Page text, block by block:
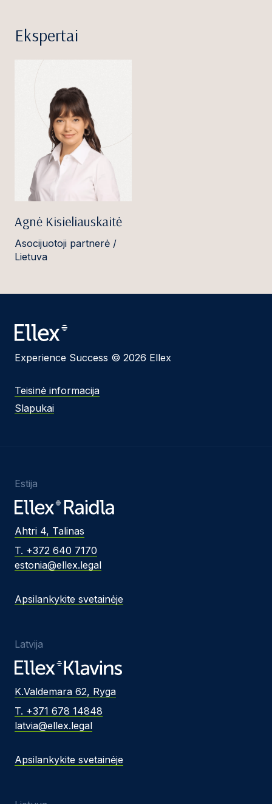
Ekspertai
Agnė Kisieliauskaitė
Asocijuotoji partnerė /
Lietuva
Experience Success © 2026 Ellex
Teisinė informacija
Slapukai
Estija
Ahtri 4, Talinas
T. +372 640 7170
estonia@ellex.legal
Apsilankykite svetainėje
Latvija
K.Valdemara 62, Ryga
T. +371 678 14848
latvia@ellex.legal
Apsilankykite svetainėje